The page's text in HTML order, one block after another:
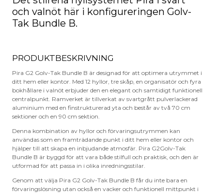
mängd
och valnöt här i konfigureringen Golv-
Tak Bundle B.
PRODUKTBESKRIVNING
Pira G2 Golv-Tak Bundle B är designad för att optimera utrymmet i
ditt hem eller kontor. Med 12 hyllor, tre skåp, en organisatör och fyra
bokhållare i valnöt erbjuder den en elegant och samtidigt funktionell
centralpunkt. Ramverket är tillverkat av svartgrått pulverlackerad
aluminium med en finstrukturerad yta och består av två 70 cm
sektioner och en 90 cm sektion.
Denna kombination av hyllor och förvaringsutrymmen kan
användas som en framträdande punkt i ditt hem eller kontor och
hjälper till att skapa en inbjudande atmosfär. Pira G2Golv-Tak
Bundle B är byggd för att vara både stilfull och praktisk, och den är
utformad för att passa in i olika inredningsstilar.
Genom att välja Pira G2 Golv-Tak Bundle B får du inte bara en
förvaringslösning utan också en vacker och funktionell mittpunkt i